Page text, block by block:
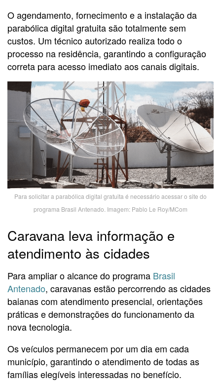
O agendamento, fornecimento e a instalação da
parabólica digital gratuita são totalmente sem
custos. Um técnico autorizado realiza todo o
processo na residência, garantindo a configuração
correta para acesso imediato aos canais digitais.
Para solicitar a parabólica digital gratuita é necessário acessar o site do
programa Brasil Antenado. Imagem: Pablo Le Roy/MCom
Caravana leva informação e
atendimento às cidades
Para ampliar o alcance do programa Brasil
Antenado, caravanas estão percorrendo as cidades
baianas com atendimento presencial, orientações
práticas e demonstrações do funcionamento da
nova tecnologia.
Os veículos permanecem por um dia em cada
município, garantindo o atendimento de todas as
famílias elegíveis interessadas no benefício.